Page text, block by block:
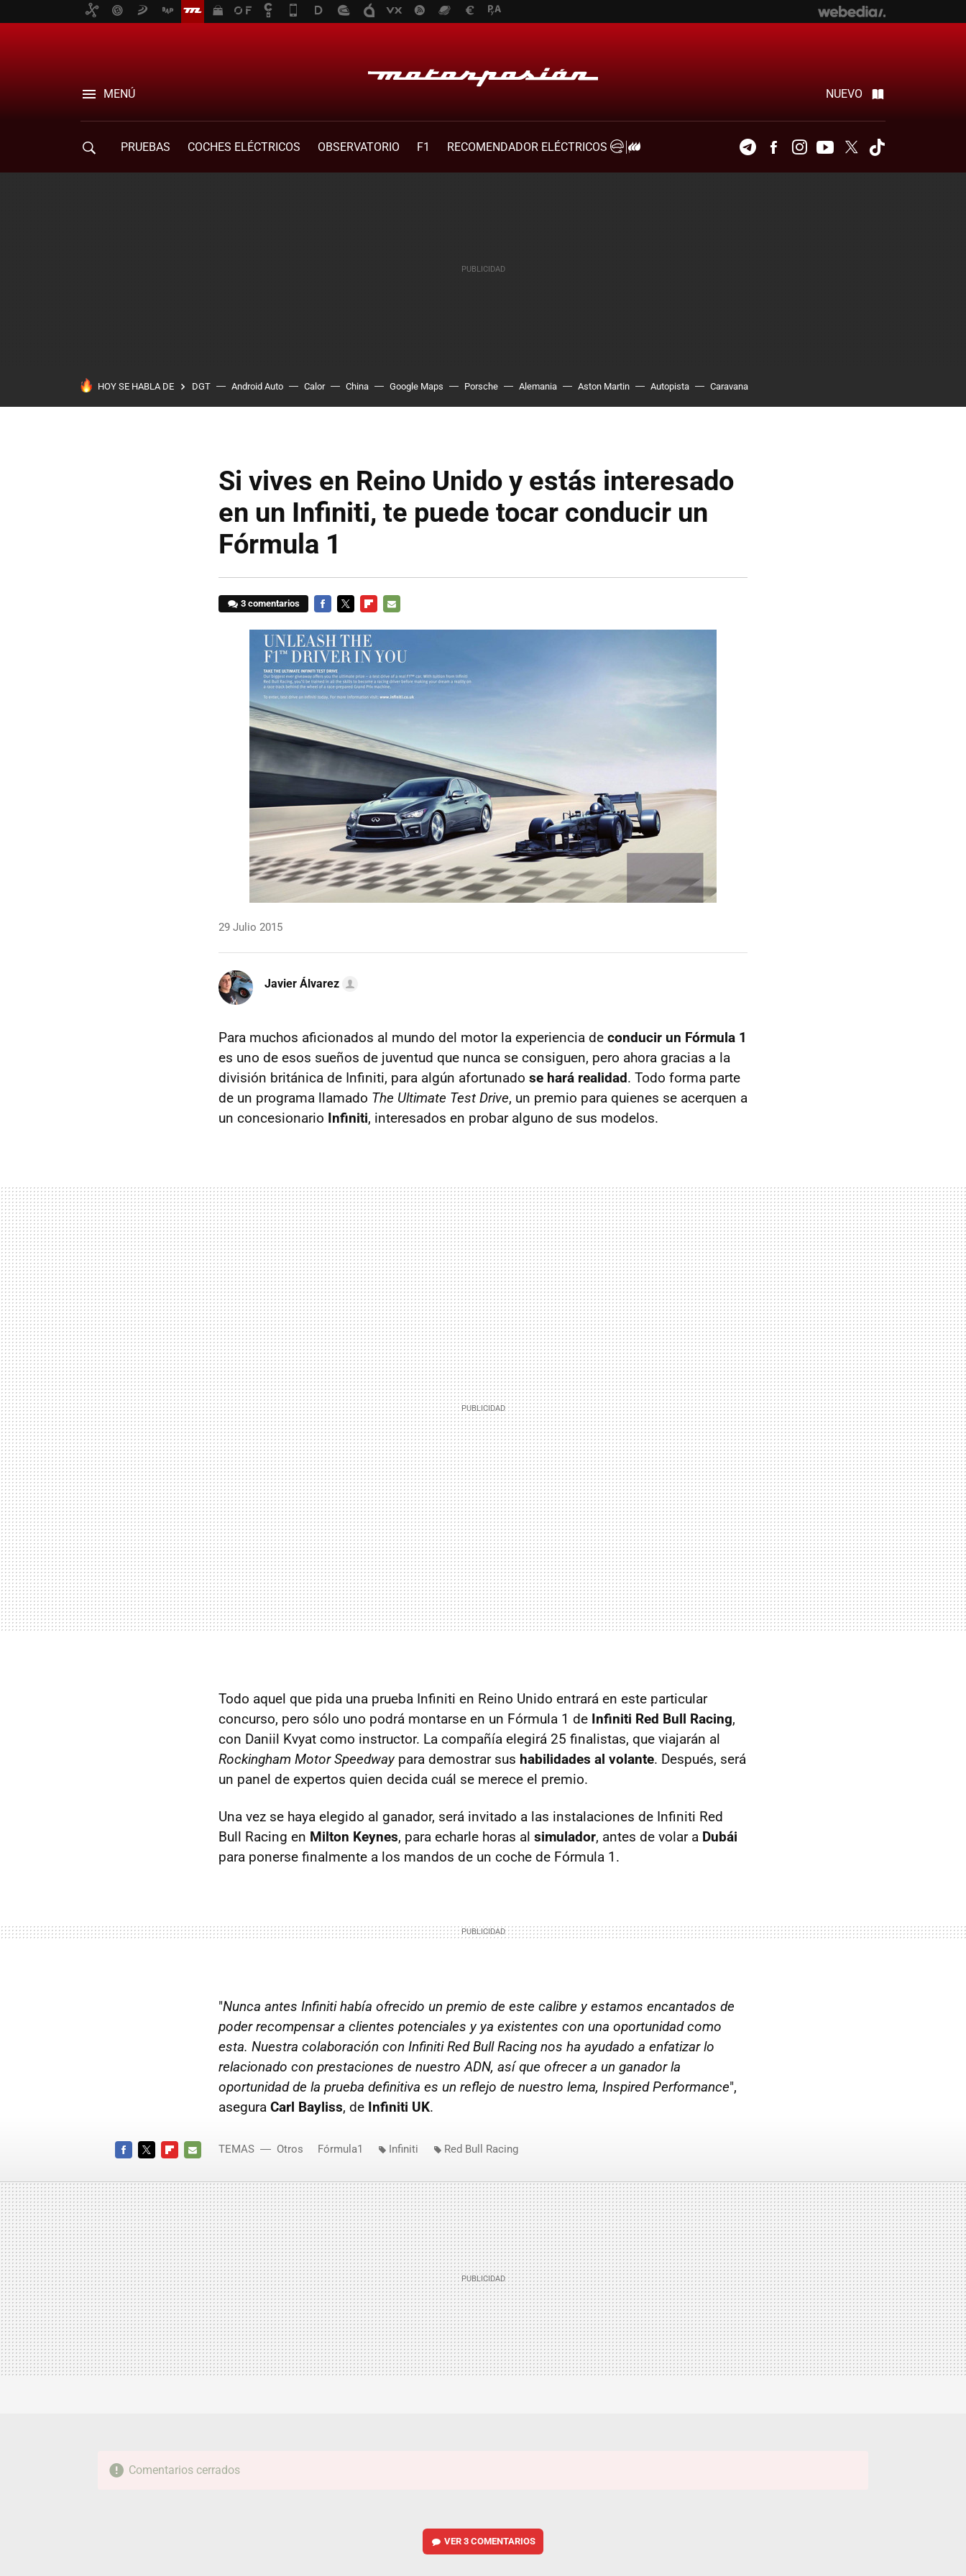
MENÚ NUEVO
PRUEBAS COCHES ELÉCTRICOS OBSERVATORIO F1
RECOMENDADOR ELÉCTRICOS
TelegramFacebookInstagramYoutubeTwitter
HOY SE HABLA DE DGT Android Auto Calor China Google Maps Porsche Alemania Aston Martin Autopista Caravana
Si vives en Reino Unido y estás interesado
en un Infiniti, te puede tocar conducir un
Fórmula 1
3 comentarios
29 Julio 2015
Javier Álvarez
Para muchos aficionados al mundo del motor la experiencia de conducir un Fórmula 1
es uno de esos sueños de juventud que nunca se consiguen, pero ahora gracias a la
división británica de Infiniti, para algún afortunado se hará realidad. Todo forma parte
de un programa llamado The Ultimate Test Drive, un premio para quienes se acerquen a
un concesionario Infiniti, interesados en probar alguno de sus modelos.
Todo aquel que pida una prueba Infiniti en Reino Unido entrará en este particular
concurso, pero sólo uno podrá montarse en un Fórmula 1 de Infiniti Red Bull Racing,
con Daniil Kvyat como instructor. La compañía elegirá 25 finalistas, que viajarán al
Rockingham Motor Speedway para demostrar sus habilidades al volante. Después, será
un panel de expertos quien decida cuál se merece el premio.
Una vez se haya elegido al ganador, será invitado a las instalaciones de Infiniti Red
Bull Racing en Milton Keynes, para echarle horas al simulador, antes de volar a Dubái
para ponerse finalmente a los mandos de un coche de Fórmula 1.
"Nunca antes Infiniti había ofrecido un premio de este calibre y estamos encantados de
poder recompensar a clientes potenciales y ya existentes con una oportunidad como
esta. Nuestra colaboración con Infiniti Red Bull Racing nos ha ayudado a enfatizar lo
relacionado con prestaciones de nuestro ADN, así que ofrecer a un ganador la
oportunidad de la prueba definitiva es un reflejo de nuestro lema, Inspired Performance",
asegura Carl Bayliss, de Infiniti UK.
MAIL
TEMAS Otros Fórmula1 Infiniti Red Bull Racing
Comentarios cerrados
VER3 COMENTARIOS